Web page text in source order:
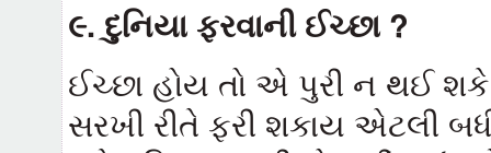
૯. દુનિયા ફરવાની ઈચ્છા ?
ઈચ્છા હોય તો એ પુરી ન થઈ
સરખી રીતે ફરી શકાય એટલી